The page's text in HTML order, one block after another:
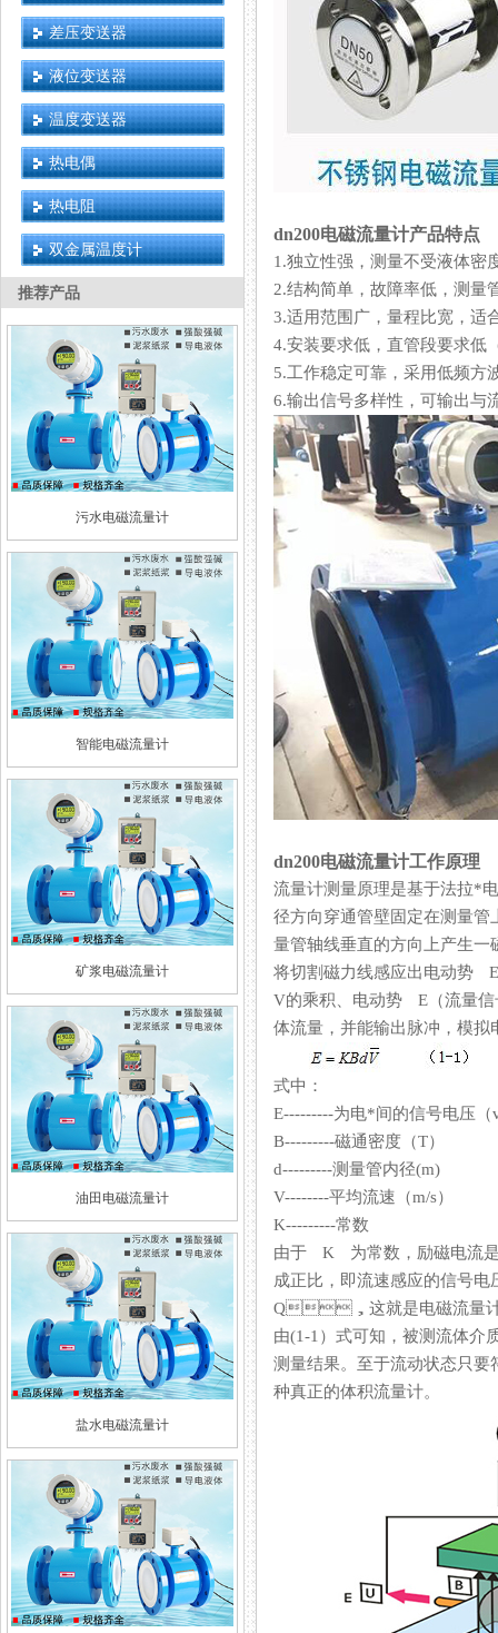
差压变送器
液位变送器
温度变送器
热电偶
热电阻
双金属温度计
推荐产品
污水电磁流量计
智能电磁流量计
矿浆电磁流量计
油田电磁流量计
盐水电磁流量计
dn200电磁流量计产品特点
1.独立性强，测量不受液体密度
2.结构简单，故障率低，测量
3.适用范围广，量程比宽，适合
4.安装要求低，直管段要
5.工作稳定可靠，采用低频方波
6.输出信号多样性，可输出与流
dn200电磁流量计工作原理
流量计测量原理是基于法拉*电
径方向穿通管壁固定在测量管上
量管轴线垂直的方向上产生一磁
将切割磁力线感应出电动
V的乘积、电动势 E（流量
体流量，并能输出脉冲，模
式中：
E---------为电*间的信号电压（
B---------磁通密度（T）
d---------测量管内径(m)
V--------平均流速（m/s）
K---------常数
由于 K 为常数，励磁电
成正比，即流速感应的信
Q，这就是电磁流量计的
由(1-1）式可知，被测流体介质
测量结果。至于流动状态只
种真正的体积流量计。